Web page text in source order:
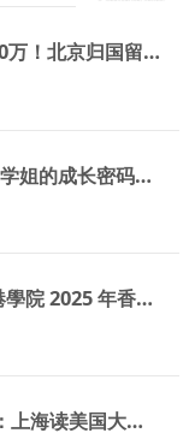
过半留学生年薪达20万！北京归国留学生就业数据公开！
从LSE到世界舞台：学姐的成长密码——家庭、视野与感恩的力量
聚焦！深圳大學香港學院 2025 年香港學生自主招生簡章發佈
2025凯泽本硕招生：上海读美国大学，优质升学不是梦